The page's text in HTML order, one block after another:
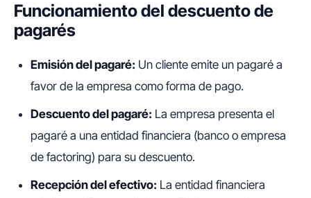
Funcionamiento del descuento de
pagarés
Emisión del pagaré: Un cliente emite un pagaré a
favor de la empresa como forma de pago.
Descuento del pagaré: La empresa presenta el
pagaré a una entidad financiera (banco o empresa
de factoring) para su descuento.
Recepción del efectivo: La entidad financiera